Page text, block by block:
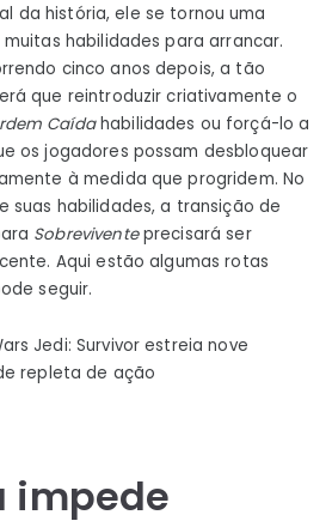
da história, ele se tornou uma
habilidades para arrancar.
cinco anos depois, a tão
que reintroduzir criativamente o
Caídahabilidades ou forçá-lo a
os jogadores possam desbloquear
à medida que progridem. No
suas habilidades, a transição de
Sobreviventeprecisará ser
Aqui estão algumas rotas
seguir.
Jedi: Survivor estreia nove
repleta de ação
impede